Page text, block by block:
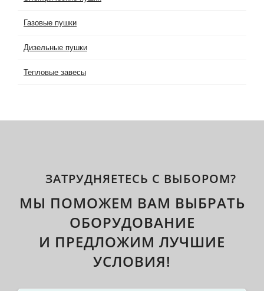
Газовые пушки
Дизельные пушки
Тепловые завесы
ЗАТРУДНЯЕТЕСЬ С ВЫБОРОМ?
МЫ ПОМОЖЕМ ВАМ ВЫБРАТЬ
ОБОРУДОВАНИЕ
И ПРЕДЛОЖИМ ЛУЧШИЕ
УСЛОВИЯ!